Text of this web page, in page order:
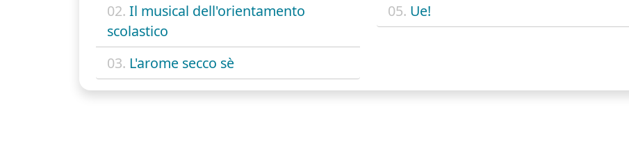
02. Il musical dell'orientamento
scolastico
03. L'arome secco sè
05. Ue!